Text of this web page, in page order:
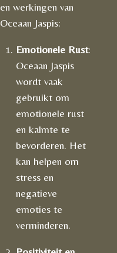
en werkingen van
Oceaan Jaspis:
Emotionele Rust:
Oceaan Jaspis
wordt vaak
gebruikt om
emotionele rust
en kalmte te
bevorderen. Het
kan helpen om
stress en
negatieve
emoties te
verminderen.